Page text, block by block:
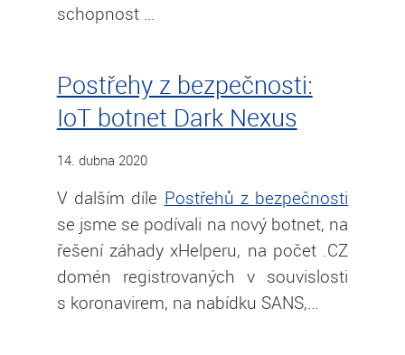
schopnost …
Postřehy z bezpečnosti:
IoT botnet Dark Nexus
14. dubna 2020
V dalším díle Postřehů z bezpečnosti
se jsme se podívali na nový botnet, na
řešení záhady xHelperu, na počet .CZ
domén registrovaných v souvislosti
s koronavirem, na nabídku SANS,…